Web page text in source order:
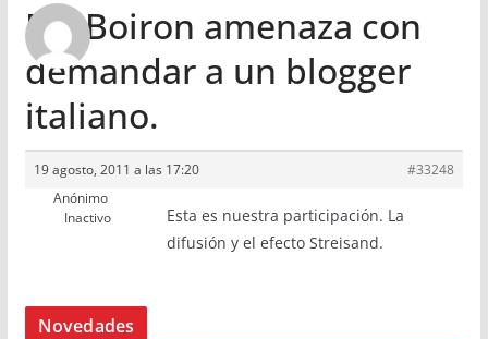
Re: Boiron amenaza con
demandar a un blogger
italiano.
19 agosto, 2011 a las 17:20
#33248
Anónimo
Inactivo
Esta es nuestra participación. La
difusión y el efecto Streisand.
Novedades